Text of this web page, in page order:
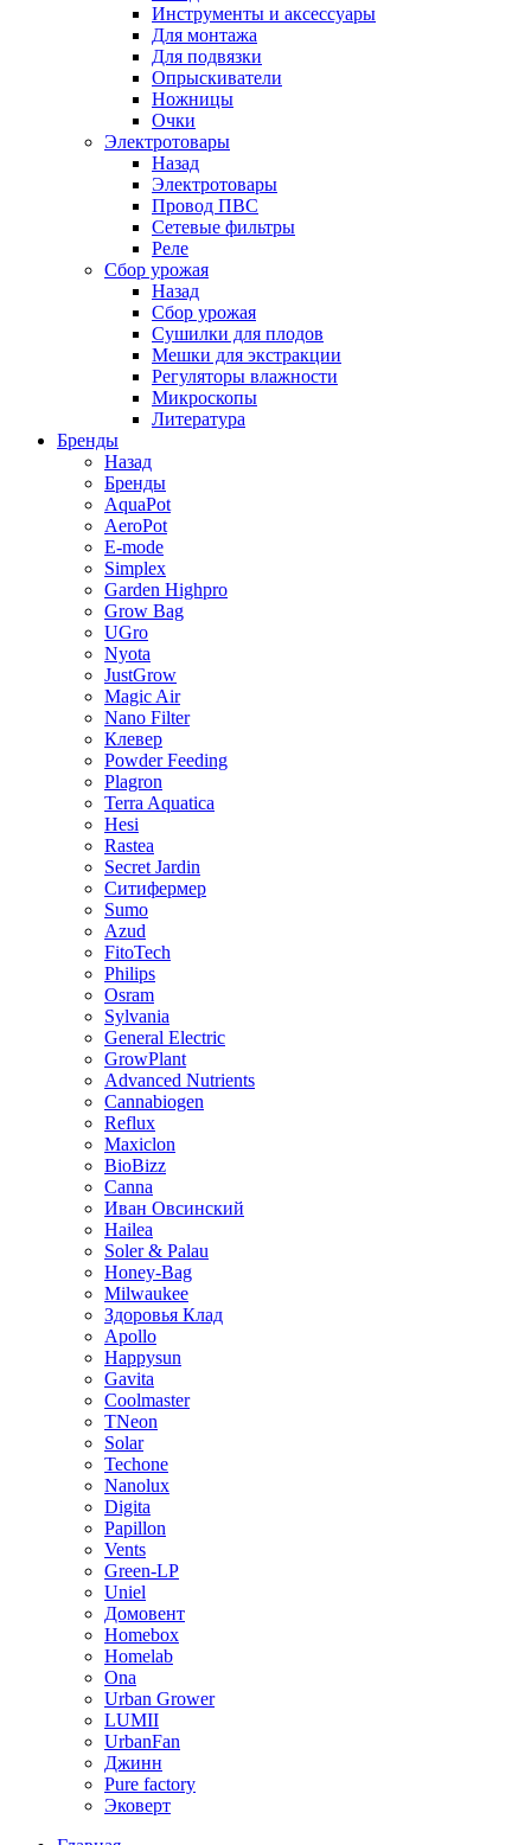
Инструменты и аксессуары
Для монтажа
Для подвязки
Опрыскиватели
Ножницы
Очки
Электротовары
Назад
Электротовары
Провод ПВС
Сетевые фильтры
Реле
Сбор урожая
Назад
Сбор урожая
Сушилки для плодов
Мешки для экстракции
Регуляторы влажности
Микроскопы
Литература
Бренды
Назад
Бренды
AquaPot
AeroPot
E-mode
Simplex
Garden Highpro
Grow Bag
UGro
Nyota
JustGrow
Magic Air
Nano Filter
Клевер
Powder Feeding
Plagron
Terra Aquatica
Hesi
Rastea
Secret Jardin
Ситифермер
Sumo
Azud
FitoTech
Philips
Osram
Sylvania
General Electric
GrowPlant
Advanced Nutrients
Cannabiogen
Reflux
Maxiclon
BioBizz
Canna
Иван Овсинский
Hailea
Soler & Palau
Honey-Bag
Milwaukee
Здоровья Клад
Apollo
Happysun
Gavita
Coolmaster
TNeon
Solar
Techone
Nanolux
Digita
Papillon
Vents
Green-LP
Uniel
Домовент
Homebox
Homelab
Ona
Urban Grower
LUMII
UrbanFan
Джинн
Pure factory
Эковерт